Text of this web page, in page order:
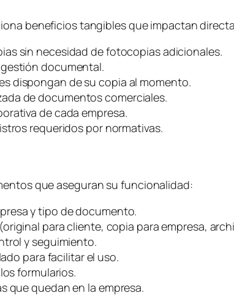
beneficios tangibles que impactan
sin necesidad de fotocopias adicionales.
documental.
dispongan de su copia al momento.
de documentos comerciales.
de cada empresa.
requeridos por normativas.
que aseguran su funcionalidad:
y tipo de documento.
para cliente, copia para empresa,
y seguimiento.
para facilitar el uso.
formularios.
que quedan en la empresa.